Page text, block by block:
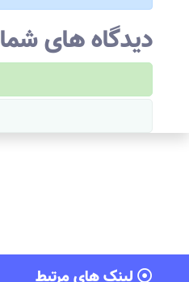
دیدگاه های شما